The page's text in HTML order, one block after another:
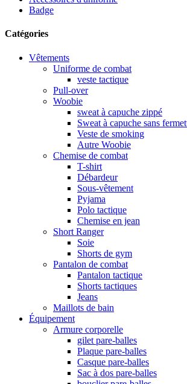
Badge
Catégories
Vêtements
Uniforme de combat
veste tactique
Pull-over
Woobie
sweat à capuche zippé
Sweat à capuche sans
Veste de smoking
Autre Woobie
Chemise de combat
T-shirt
Débardeur
Sous-vêtement
Pyjama
Polo tactique
Chemise en jean
Short Ranger
Soie
Shorts de gym
Pantalon de combat
Pantalon tactique
Shorts tactiques
Jeans
Maillots de bain
Équipement
Armure corporelle
gilet pare-balles
Plaque pare-balles
Casque pare-balles
Sac à dos pare-balles